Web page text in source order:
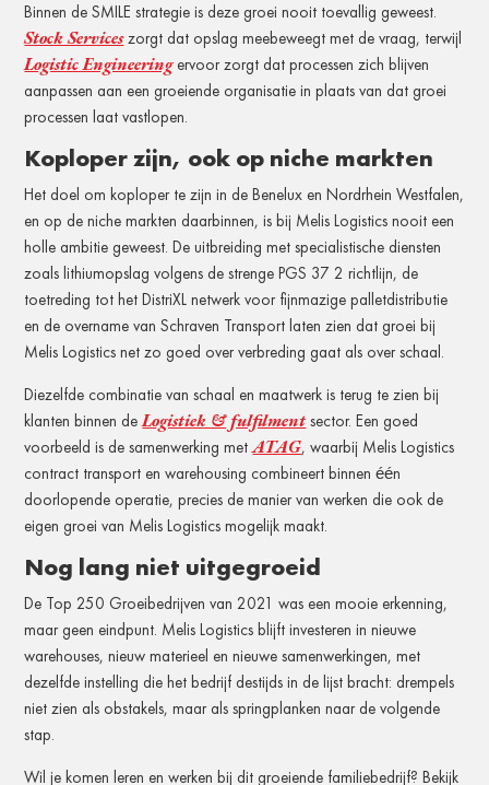
Binnen de SMILE strategie is deze groei nooit toevallig geweest.
Stock Serviceszorgt dat opslag meebeweegt met de vraag, terwijl
Logistic Engineeringervoor zorgt dat processen zich blijven
aanpassen aan een groeiende organisatie in plaats van dat groei
processen laat vastlopen.
Koploper zijn, ook op niche markten
Het doel om koploper te zijn in de Benelux en Nordrhein Westfalen,
en op de niche markten daarbinnen, is bij Melis Logistics nooit een
holle ambitie geweest. De uitbreiding met specialistische diensten
zoals lithiumopslag volgens de strenge PGS 37 2 richtlijn, de
toetreding tot het DistriXL netwerk voor fijnmazige palletdistributie
en de overname van Schraven Transport laten zien dat groei bij
Melis Logistics net zo goed over verbreding gaat als over schaal.
Diezelfde combinatie van schaal en maatwerk is terug te zien bij
klanten binnen deLogistiek & fulfilmentsector. Een goed
voorbeeld is de samenwerking metATAG, waarbij Melis Logistics
contract transport en warehousing combineert binnen één
doorlopende operatie, precies de manier van werken die ook de
eigen groei van Melis Logistics mogelijk maakt.
Nog lang niet uitgegroeid
De Top 250 Groeibedrijven van 2021 was een mooie erkenning,
maar geen eindpunt. Melis Logistics blijft investeren in nieuwe
warehouses, nieuw materieel en nieuwe samenwerkingen, met
dezelfde instelling die het bedrijf destijds in de lijst bracht: drempels
niet zien als obstakels, maar als springplanken naar de volgende
stap.
Wil je komen leren en werken bij dit groeiende familiebedrijf? Bekijk